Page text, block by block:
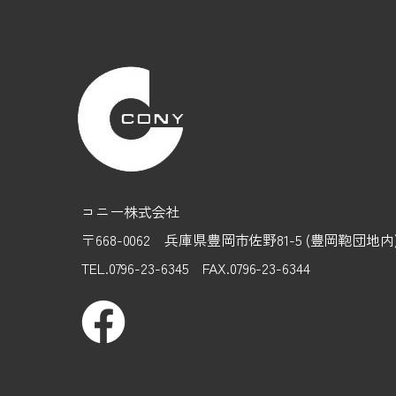
コニー株式会社
〒668-0062 兵庫県豊岡市佐野81-5 (豊岡鞄団地
TEL.0796-23-6345 FAX.0796-23-6344